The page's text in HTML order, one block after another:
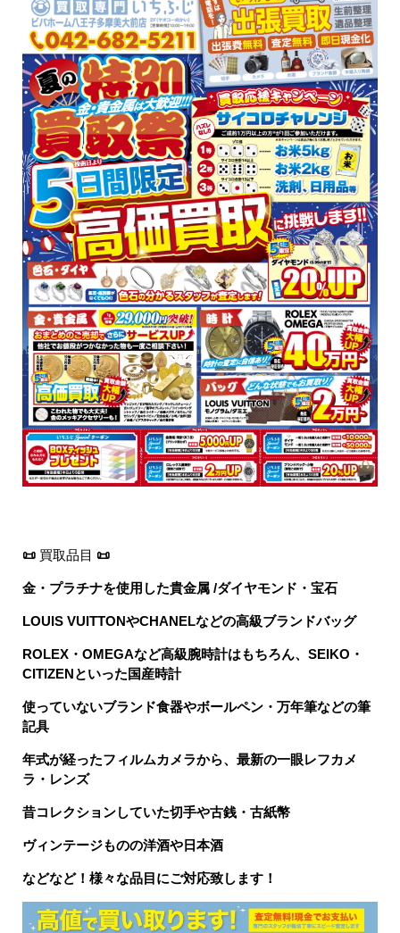
📜 買取品目 📜
金・プラチナを使用した貴金属 /ダイヤモンド・宝石
LOUIS VUITTONやCHANELなどの高級ブランドバッグ
ROLEX・OMEGAなど高級腕時計はもちろん、SEIKO・
CITIZENといった国産時計
使っていないブランド食器やボールペン・万年筆などの筆
記具
年式が経ったフィルムカメラから、最新の一眼レフカメ
ラ・レンズ
昔コレクションしていた切手や古銭・古紙幣
ヴィンテージものの洋酒や日本酒
などなど！様々な品目にご対応致します！